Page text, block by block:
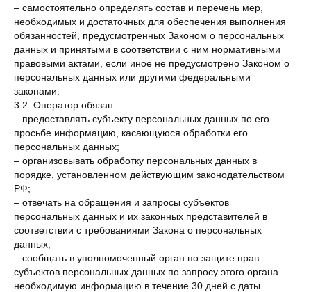
– самостоятельно определять состав и перечень мер,
необходимых и достаточных для обеспечения выполнения
обязанностей, предусмотренных Законом о персональных
данных и принятыми в соответствии с ним нормативными
правовыми актами, если иное не предусмотрено Законом о
персональных данных или другими федеральными
законами.
3.2. Оператор обязан:
– предоставлять субъекту персональных данных по его
просьбе информацию, касающуюся обработки его
персональных данных;
– организовывать обработку персональных данных в
порядке, установленном действующим законодательством
РФ;
– отвечать на обращения и запросы субъектов
персональных данных и их законных представителей в
соответствии с требованиями Закона о персональных
данных;
– сообщать в уполномоченный орган по защите прав
субъектов персональных данных по запросу этого органа
необходимую информацию в течение 30 дней с даты